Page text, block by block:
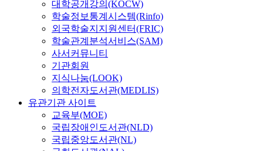
대학공개강의(KOCW)
학술정보통계시스템(Rinfo)
외국학술지지원센터(FRIC)
학술관계분석서비스(SAM)
사서커뮤니티
기관회원
지식나눔(LOOK)
의학전자도서관(MEDLIS)
유관기관 사이트
교육부(MOE)
국립장애인도서관(NLD)
국립중앙도서관(NL)